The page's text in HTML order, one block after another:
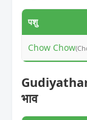
पशु
Chow Chow
भाव